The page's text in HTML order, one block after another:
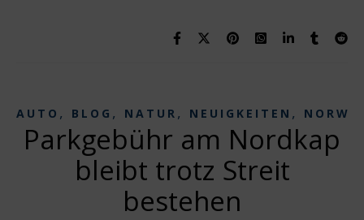
AUTO , BLOG , NATUR , NEUIGKEITEN ,
Parkgebühr am Nordkap
bleibt trotz Streit
bestehen